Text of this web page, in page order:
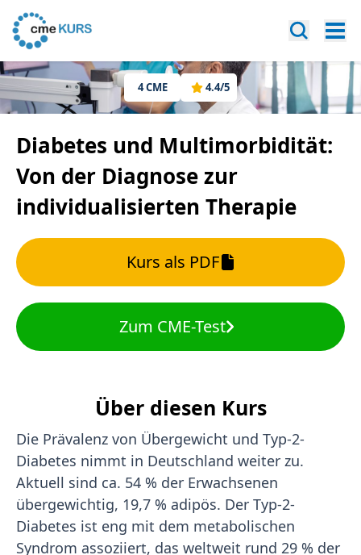
4CME 4.4/5
Diabetes und Multimorbidität:
Von der Diagnose zur
individualisierten Therapie
Kurs als PDF
Zum CME-Test
Über diesen Kurs
Die Prävalenz von Übergewicht und Typ-2-
Diabetes nimmt in Deutschland weiter zu.
Aktuell sind ca. 54 % der Erwachsenen
übergewichtig, 19,7 % adipös. Der Typ-2-
Diabetes ist eng mit dem metabolischen
Syndrom assoziiert, das weltweit rund 29 % der